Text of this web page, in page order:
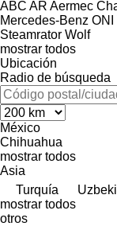
ABC AR Aermec
Mercedes-Benz ONI
Steamrator Wolf
mostrar todos
Ubicación
Radio de búsqueda
México
Chihuahua
mostrar todos
Asia
Turquía
mostrar todos
otros